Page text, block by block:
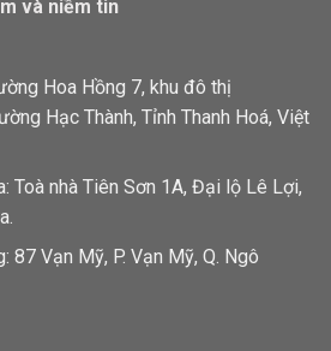
và niềm tin
Hoa Hồng 7, khu đô thị
Hạc Thành, Tỉnh Thanh Hoá, Việt
Toà nhà Tiên Sơn 1A, Đại lộ Lê Lợi,
87 Vạn Mỹ, P. Vạn Mỹ, Q. Ngô